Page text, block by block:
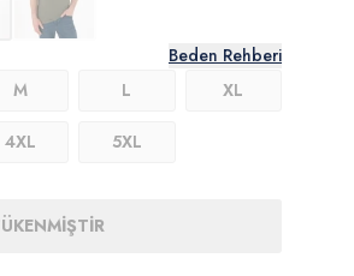
Beden Rehberi
M L XL
4XL 5XL